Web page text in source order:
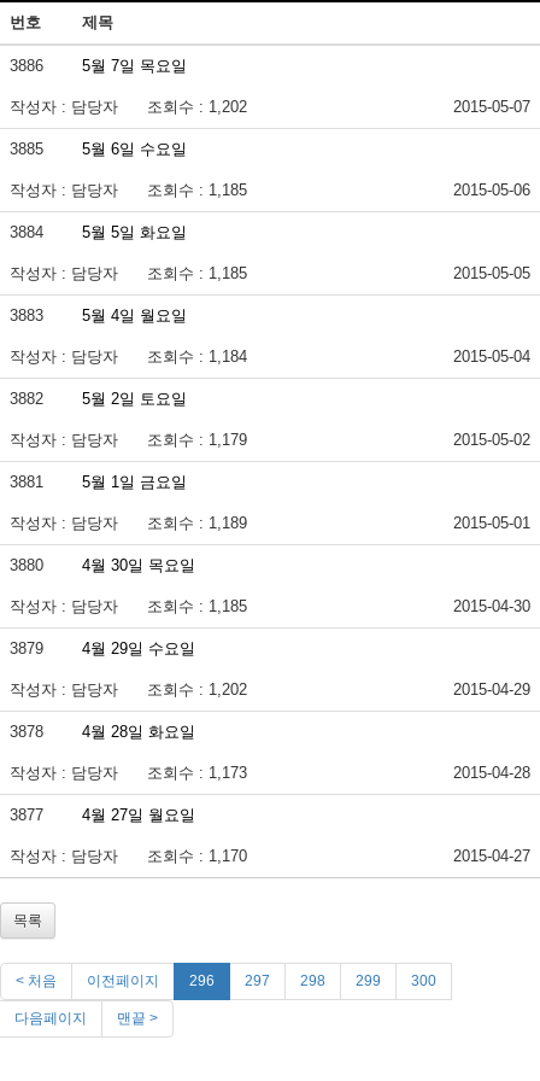
번호 제목
3886 5월 7일 목요일
작성자 : 담당자 조회수 : 1,202 2015-05-07
3885 5월 6일 수요일
작성자 : 담당자 조회수 : 1,185 2015-05-06
3884 5월 5일 화요일
작성자 : 담당자 조회수 : 1,185 2015-05-05
3883 5월 4일 월요일
작성자 : 담당자 조회수 : 1,184 2015-05-04
3882 5월 2일 토요일
작성자 : 담당자 조회수 : 1,179 2015-05-02
3881 5월 1일 금요일
작성자 : 담당자 조회수 : 1,189 2015-05-01
3880 4월 30일 목요일
작성자 : 담당자 조회수 : 1,185 2015-04-30
3879 4월 29일 수요일
작성자 : 담당자 조회수 : 1,202 2015-04-29
3878 4월 28일 화요일
작성자 : 담당자 조회수 : 1,173 2015-04-28
3877 4월 27일 월요일
작성자 : 담당자 조회수 : 1,170 2015-04-27
목록
< 처음 이전페이지 296 297 298 299 300
다음페이지 맨끝 >